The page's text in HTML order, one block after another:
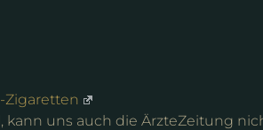
Zigaretten
uns auch die ÄrzteZeitung